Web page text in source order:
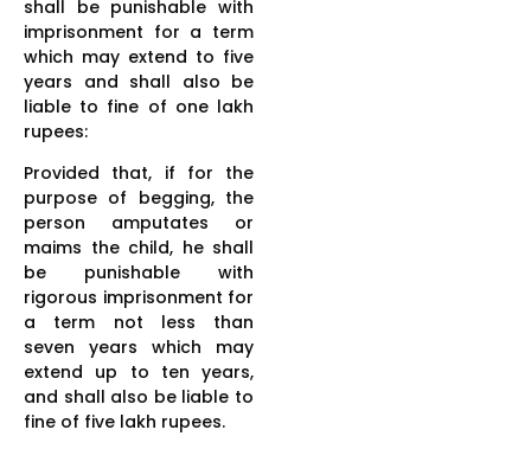
shall be punishable with
imprisonment for a term
which may extend to five
years and shall also be
liable to fine of one lakh
rupees:
Provided that, if for the
purpose of begging, the
person amputates or
maims the child, he shall
be punishable with
rigorous imprisonment for
a term not less than
seven years which may
extend up to ten years,
and shall also be liable to
fine of five lakh rupees.